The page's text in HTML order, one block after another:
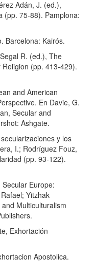
Adán, J. (ed.),
(pp. 75-88). Pamplona:
Barcelona: Kairós.
R. (ed.), The
(pp. 413-429).
and American
En Davie, G.
Secular and
Ashgate.
y los
I.; Rodríguez Fouz,
(pp. 93-122).
Europe:
Yitzhak
Multiculturalism
Exhortación
Apostolica.